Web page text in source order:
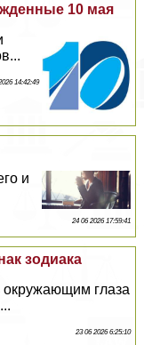
10 мая
14:42:49
и
24 06 2026 17:59:41
зодиака
окружающим глаза
23 06 2026 6:25:10